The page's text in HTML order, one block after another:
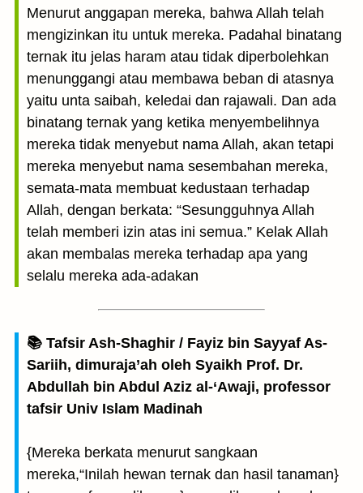
Menurut anggapan mereka, bahwa Allah telah
mengizinkan itu untuk mereka. Padahal binatang
ternak itu jelas haram atau tidak diperbolehkan
menunggangi atau membawa beban di atasnya
yaitu unta saibah, keledai dan rajawali. Dan ada
binatang ternak yang ketika menyembelihnya
mereka tidak menyebut nama Allah, akan tetapi
mereka menyebut nama sesembahan mereka,
semata-mata membuat kedustaan terhadap
Allah, dengan berkata: “Sesungguhnya Allah
telah memberi izin atas ini semua.” Kelak Allah
akan membalas mereka terhadap apa yang
selalu mereka ada-adakan
📚 Tafsir Ash-Shaghir / Fayiz bin Sayyaf As-
Sariih, dimuraja’ah oleh Syaikh Prof. Dr.
Abdullah bin Abdul Aziz al-‘Awaji, professor
tafsir Univ Islam Madinah
{Mereka berkata menurut sangkaan
mereka,“Inilah hewan ternak dan hasil tanaman}